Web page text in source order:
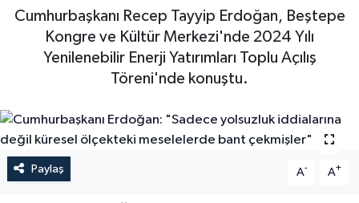
Cumhurbaşkanı Recep Tayyip Erdoğan, Beştepe
Kongre ve Kültür Merkezi'nde 2024 Yılı
Yenilenebilir Enerji Yatırımları Toplu Açılış
Töreni'nde konuştu.
Paylaş A- A+